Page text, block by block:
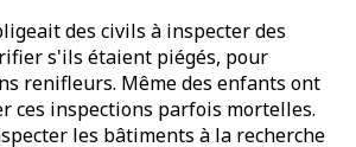
des civils à inspecter des
s'ils étaient piégés, pour
renifleurs. Même des enfants ont
ces inspections parfois mortelles.
les bâtiments à la recherche